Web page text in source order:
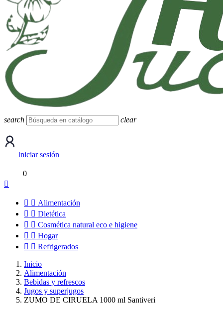
search clear
Iniciar sesión
0

  Alimentación
  Dietética
  Cosmética natural eco e higiene
  Hogar
  Refrigerados
Inicio
Alimentación
Bebidas y refrescos
Jugos y superjugos
ZUMO DE CIRUELA 1000 ml Santiveri